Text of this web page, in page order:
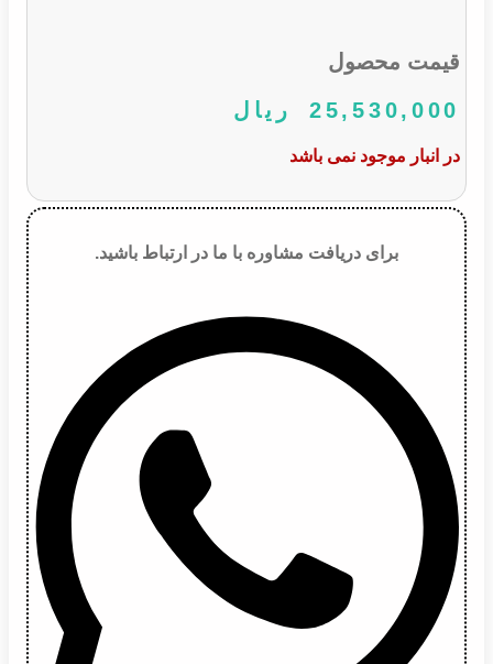
قیمت محصول
25,530,000
ریال
در انبار موجود نمی باشد
برای دریافت مشاوره با ما در ارتباط باشید.